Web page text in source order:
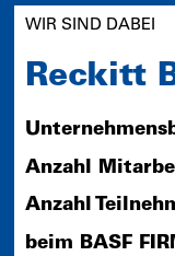
WIR SIND DABEI
Reckitt
Anzahl
Anzahl
beim BASF